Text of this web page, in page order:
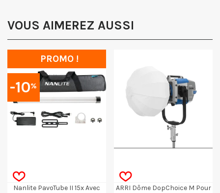
VOUS AIMEREZ AUSSI
-10%
PROMO !
Nanlite PavoTube II 15x Avec
ARRI Dôme DopChoice M Pour